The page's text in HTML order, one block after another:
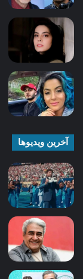
آخرین ویدیوها